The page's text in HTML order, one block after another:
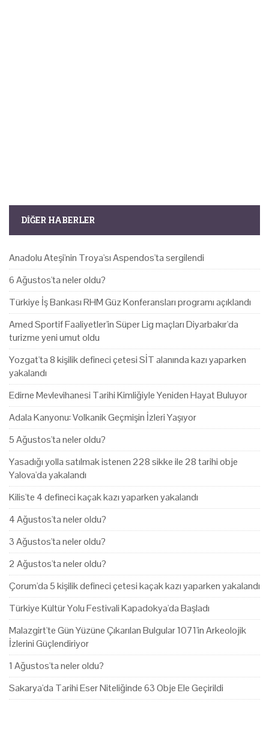
DIĞER HABERLER
Anadolu Ateşi'nin Troya'sı Aspendos'ta sergilendi
6 Ağustos'ta neler oldu?
Türkiye İş Bankası RHM Güz Konferansları programı açıklandı
Amed Sportif Faaliyetler'in Süper Lig maçları Diyarbakır'da
turizme yeni umut oldu
Yozgat'ta 8 kişilik defineci çetesi SİT alanında kazı yaparken
yakalandı
Edirne Mevlevihanesi Tarihi Kimliğiyle Yeniden Hayat Buluyor
Adala Kanyonu: Volkanik Geçmişin İzleri Yaşıyor
5 Ağustos'ta neler oldu?
Yasadığı yolla satılmak istenen 228 sikke ile 28 tarihi obje
Yalova'da yakalandı
Kilis'te 4 defineci kaçak kazı yaparken yakalandı
4 Ağustos'ta neler oldu?
3 Ağustos'ta neler oldu?
2 Ağustos'ta neler oldu?
Çorum'da 5 kişilik defineci çetesi kaçak kazı yaparken yakalandı
Türkiye Kültür Yolu Festivali Kapadokya'da Başladı
Malazgirt'te Gün Yüzüne Çıkarılan Bulgular 1071'in Arkeolojik
İzlerini Güçlendiriyor
1 Ağustos'ta neler oldu?
Sakarya'da Tarihi Eser Niteliğinde 63 Obje Ele Geçirildi